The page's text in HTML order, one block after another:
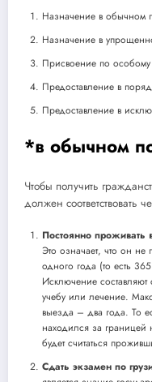
Назначение в обычном
Назначение в
Присвоение по особому
Предоставление в
Предоставление в
*в обычном
Чтобы получить
должен соответствовать
Постоянно проживать
Это означает, что он не
одного года (то есть
Исключение составляют
учебу или лечение.
выезда – два года. То
находился за границей
будет считаться
Сдать экзамен по